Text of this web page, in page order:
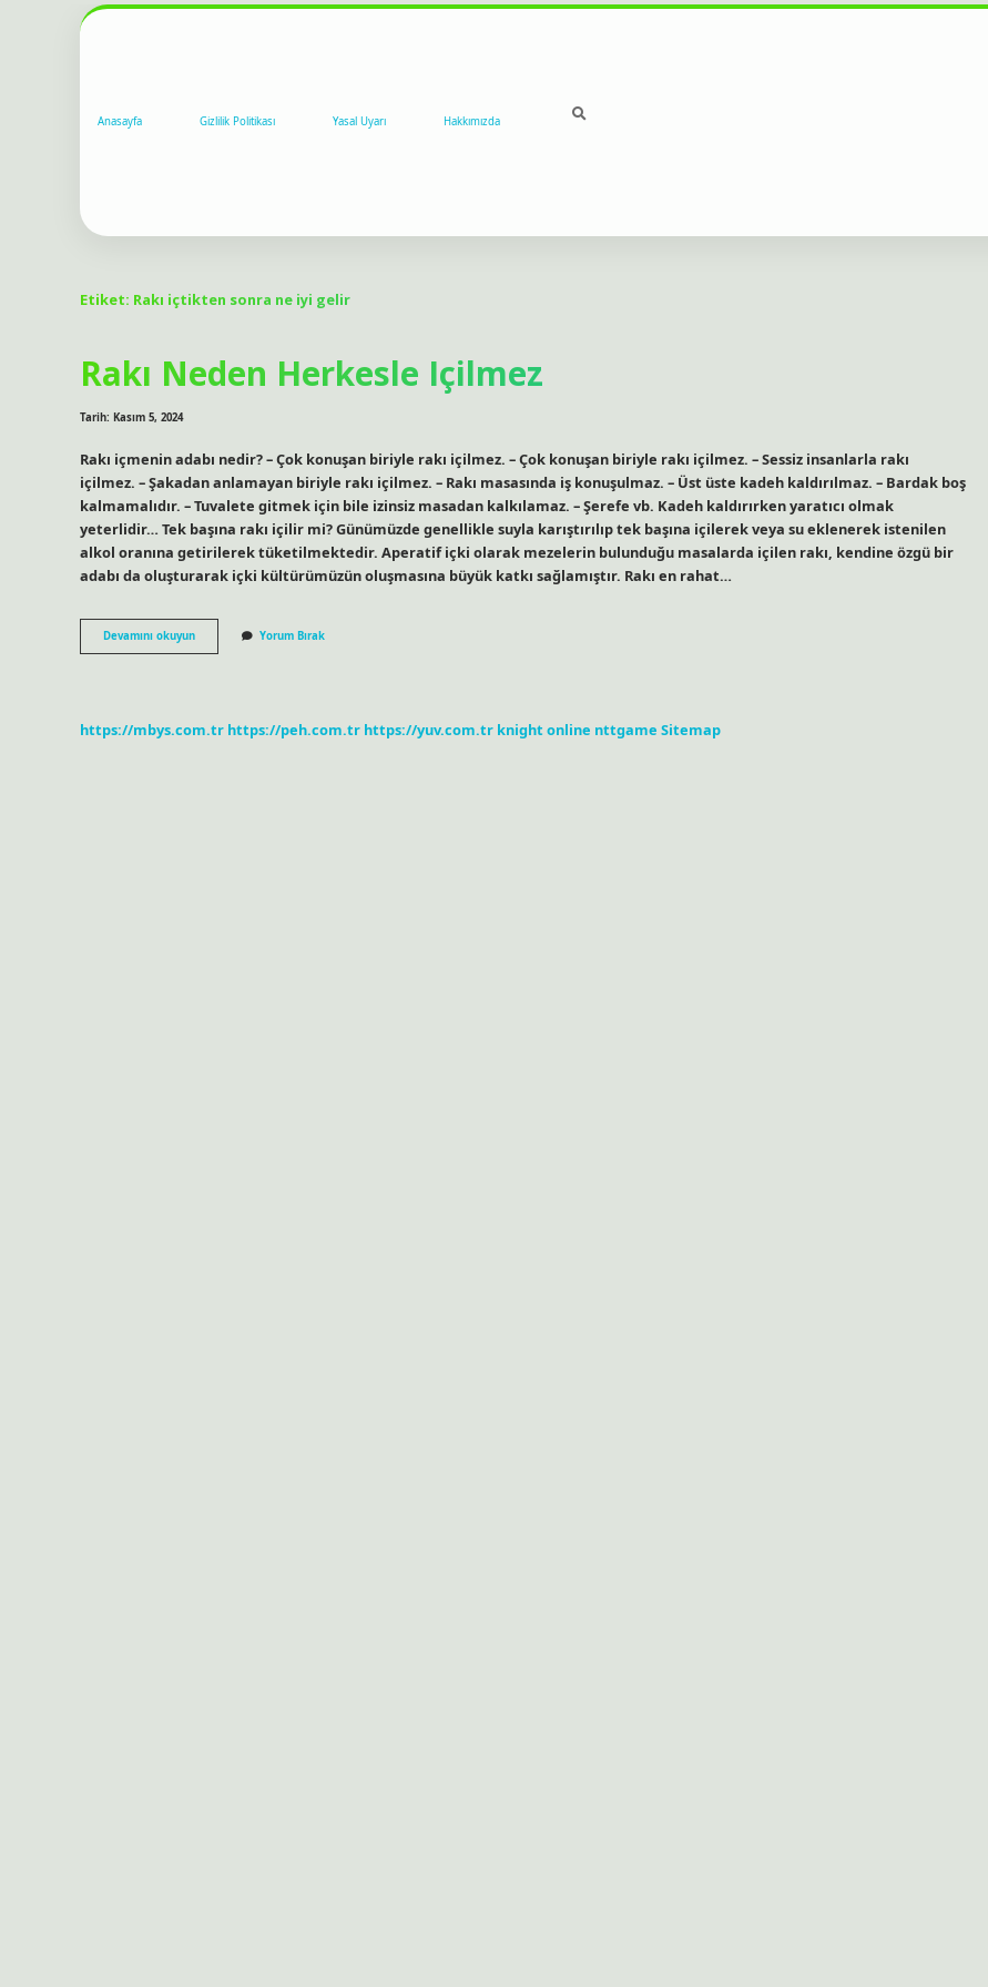
Anasayfa Gizlilik Politikası Yasal Uyarı Hakkımızda
Etiket: Rakı içtikten sonra ne iyi gelir
Rakı Neden Herkesle Içilmez
Tarih: Kasım 5, 2024
Rakı içmenin adabı nedir? – Çok konuşan biriyle rakı içilmez. – Çok konuşan biriyle rakı içilmez. – Sessiz insanlarla rakı
içilmez. – Şakadan anlamayan biriyle rakı içilmez. – Rakı masasında iş konuşulmaz. – Üst üste kadeh kaldırılmaz. – Bardak boş
kalmamalıdır. – Tuvalete gitmek için bile izinsiz masadan kalkılamaz. – Şerefe vb. Kadeh kaldırırken yaratıcı olmak
yeterlidir… Tek başına rakı içilir mi? Günümüzde genellikle suyla karıştırılıp tek başına içilerek veya su eklenerek istenilen
alkol oranına getirilerek tüketilmektedir. Aperatif içki olarak mezelerin bulunduğu masalarda içilen rakı, kendine özgü bir
adabı da oluşturarak içki kültürümüzün oluşmasına büyük katkı sağlamıştır. Rakı en rahat…
Devamını okuyunRakı
Neden
Yorum Bırak
https://mbys.com.tr https://peh.com.tr https://yuv.com.tr knight online nttgame Sitemap